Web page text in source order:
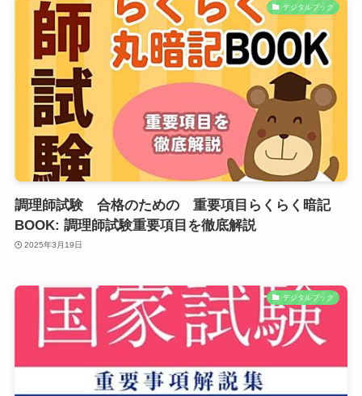
デジタルブック
調理師試験 合格のための 重要項目らくらく暗記
BOOK: 調理師試験重要項目を徹底解説
2025年3月19日
デジタルブック